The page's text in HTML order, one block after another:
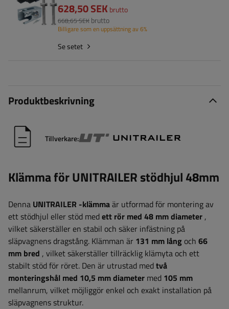
628,50 SEKbrutto
668,65 SEK brutto
Billigare som en uppsättning av 6%
Se setet
Produktbeskrivning
Tillverkare:
Klämma för UNITRAILER stödhjul 48mm
Denna UNITRAILER -klämmaär utformad för montering av
ett stödhjul eller stöd medett rör med 48 mm diameter ,
vilket säkerställer en stabil och säker infästning på
släpvagnens dragstång. Klämman är 131 mm lång och 66
mm bred , vilket säkerställer tillräcklig klämyta och ett
stabilt stöd för röret. Den är utrustad medtvå
monteringshål med 10,5 mm diameter med 105 mm
mellanrum, vilket möjliggör enkel och exakt installation på
släpvagnens struktur.